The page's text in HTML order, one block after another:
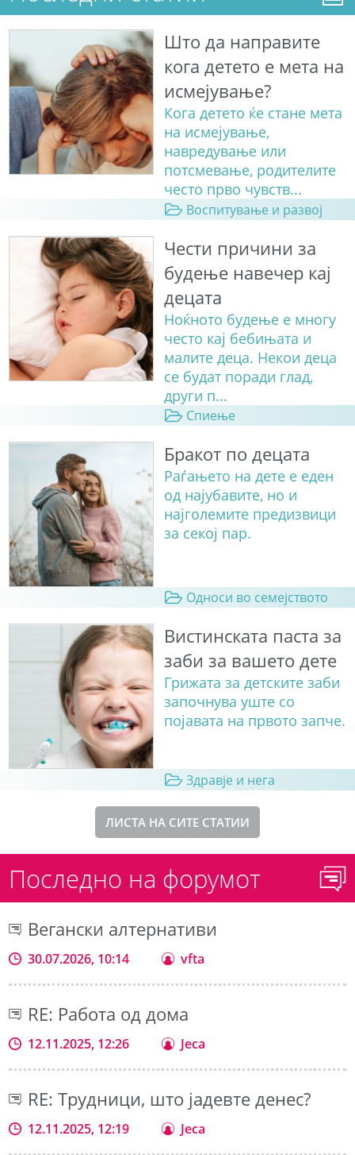
Што да направите
кога детето е мета на
исмејување?
Кога детето ќе стане мета
на исмејување,
навредување или
потсмевање, родителите
често прво чувств...
Воспитување и развој
Чести причини за
будење навечер кај
децата
Ноќното будење е многу
често кај бебињата и
малите деца. Некои деца
се будат поради глад,
други п...
Спиење
Бракот по децата
Раѓањето на дете е еден
од најубавите, но и
најголемите предизвици
за секој пар.
Односи во семејството
Вистинската паста за
заби за вашето дете
Грижата за детските заби
започнува уште со
појавата на првото запче.
Здравје и нега
ЛИСТА НА СИТЕ СТАТИИ
Последно на форумот
Вегански алтернативи
30.07.2026, 10:14 vfta
RE: Работа од дома
12.11.2025, 12:26 Jeca
RE: Трудници, што јадевте денес?
12.11.2025, 12:19 Jeca